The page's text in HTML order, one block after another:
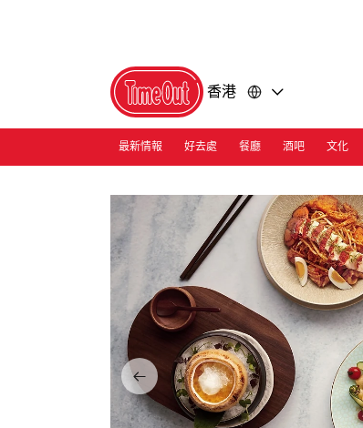
香港
最新情報 好去處 餐廳 酒吧 文化